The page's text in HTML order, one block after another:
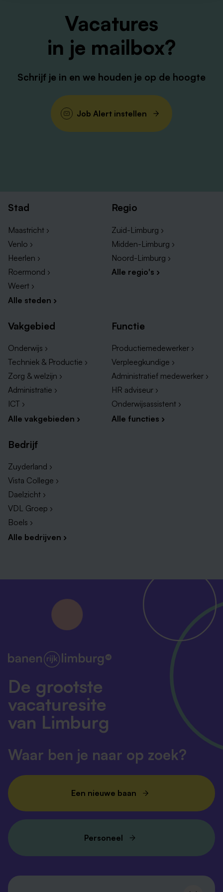
Vacatures
in je mailbox?
Schrijf je in en we houden je op de hoogte
Job Alert instellen
Stad
Maastricht ›
Venlo ›
Heerlen ›
Roermond ›
Weert ›
Alle steden ›
Regio
Zuid-Limburg ›
Midden-Limburg ›
Noord-Limburg ›
Alle regio's ›
Vakgebied
Onderwijs ›
Techniek & Productie ›
Zorg & welzijn ›
Administratie ›
ICT ›
Alle vakgebieden ›
Functie
Productiemedewerker ›
Verpleegkundige ›
Administratief medewerker ›
HR adviseur ›
Onderwijsassistent ›
Alle functies ›
Bedrijf
Zuyderland ›
Vista College ›
Daelzicht ›
VDL Groep ›
Boels ›
Alle bedrijven ›
De grootste
vacaturesite
van Limburg
Waar ben je naar op zoek?
Een nieuwe baan
Personeel